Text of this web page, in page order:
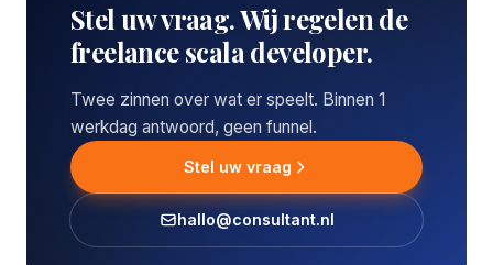
Stel uw vraag. Wij regelen de
freelance scala developer.
Twee zinnen over wat er speelt. Binnen 1
werkdag antwoord, geen funnel.
Stel uw vraag
hallo@consultant.nl